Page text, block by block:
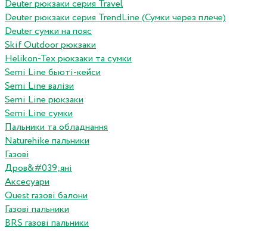
Deuter рюкзаки серия Travel
Deuter рюкзаки серия TrendLine (Сумки через плече)
Deuter сумки на пояс
Skif Outdoor рюкзаки
Helikon-Tex рюкзаки та сумки
Semi Line бьюті-кейси
Semi Line валізи
Semi Line рюкзаки
Semi Line сумки
Пальники та обладнання
Naturehike пальники
Газові
Дров&#039;яні
Аксесуари
Quest газові балони
Газові пальники
BRS газові пальники